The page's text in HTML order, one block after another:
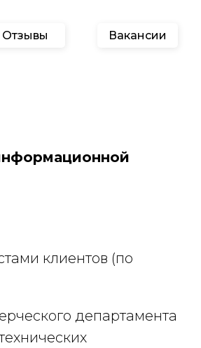
Отзывы Вакансии
клиентов (по
департамента